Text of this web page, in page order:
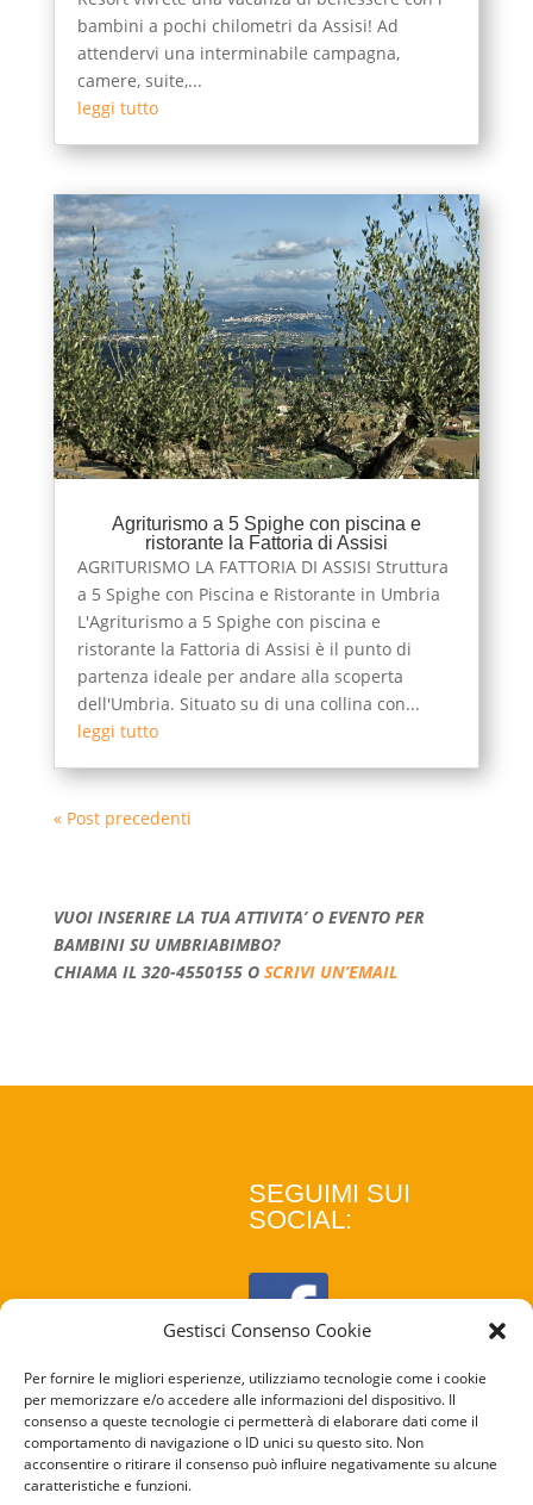
Gestisci Consenso Cookie
Per fornire le migliori esperienze, utilizziamo tecnologie come i cookie
per memorizzare e/o accedere alle informazioni del dispositivo. Il
consenso a queste tecnologie ci permetterà di elaborare dati come il
comportamento di navigazione o ID unici su questo sito. Non
acconsentire o ritirare il consenso può influire negativamente su alcune
caratteristiche e funzioni.
bambini a pochi chilometri da Assisi! Ad
attendervi una interminabile campagna,
camere, suite,...
leggi tutto
Agriturismo a 5 Spighe con piscina e
ristorante la Fattoria di Assisi
AGRITURISMO LA FATTORIA DI ASSISI Struttura
a 5 Spighe con Piscina e Ristorante in Umbria
L'Agriturismo a 5 Spighe con piscina e
ristorante la Fattoria di Assisi è il punto di
partenza ideale per andare alla scoperta
dell'Umbria. Situato su di una collina con...
leggi tutto
« Post precedenti
VUOI INSERIRE LA TUA ATTIVITA’ O EVENTO PER
BAMBINI SU UMBRIABIMBO?
CHIAMA IL 320-4550155 O SCRIVI UN’EMAIL
SEGUIMI SUI
SOCIAL: